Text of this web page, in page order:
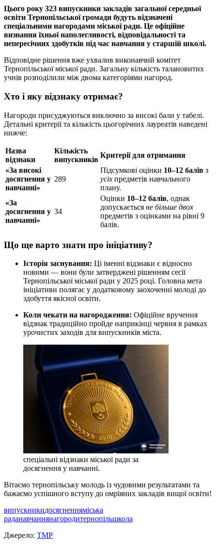
Цього року 323 випускники закладів загальної середньої
освіти Тернопільської громади будуть відзначені
спеціальними нагородами міської ради. Це офіційне
визнання їхньої наполегливості, відповідальності та
непересічних здобутків під час навчання у старшій школі.
Відповідне рішення вже ухвалив виконавчий комітет
Тернопільської міської ради. Загальну кількість талановитих
учнів розподілили між двома категоріями нагород.
Хто і яку відзнаку отримає?
Нагороди присуджуються виключно за високі бали у табелі.
Детальні критерії та кількість цьогорічних лауреатів наведені
нижче:
Назва
відзнаки
Кількість
випускників
Критерії для отримання
«За високі
досягнення у
навчанні»
289
Підсумкові оцінки 10–12 балів з
усіх предметів навчального
плану.
«За
досягнення у
навчанні»
34
Оцінки 10–12 балів, однак
допускається не більше двох
предметів з оцінками на рівні 9
балів.
Що ще варто знати про ініціативу?
Історія заснування: Ці іменні відзнаки є відносно
новими — вони були затверджені рішенням сесії
Тернопільської міської ради у 2025 році. Головна мета
ініціативи полягає у додатковому заохоченні молоді до
здобуття якісної освіти.
Коли чекати на нагородження: Офіційне вручення
відзнак традиційно пройде наприкінці червня в рамках
урочистих заходів для випускників міста.
спеціальні відзнаки міської ради за
досягнення у навчанні.
Вітаємо тернопільську молодь із чудовими результатами та
бажаємо успішного вступу до омріяних закладів вищої освіти!
випускникидосягненняміська
раданавчаннянагородитернопільшкола
Джерело: ТМР